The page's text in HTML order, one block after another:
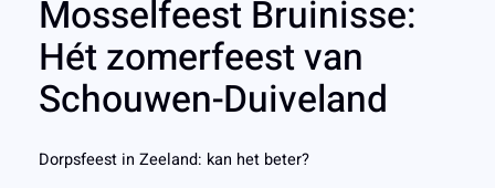
Mosselfeest Bruinisse:
Hét zomerfeest van
Schouwen-Duiveland
Dorpsfeest in Zeeland: kan het beter?